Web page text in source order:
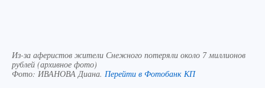
Из-за аферистов жители Снежного потеряли около 7 миллионов
рублей (архивное фото)
Фото: ИВАНОВА Диана. Перейти в Фотобанк КП